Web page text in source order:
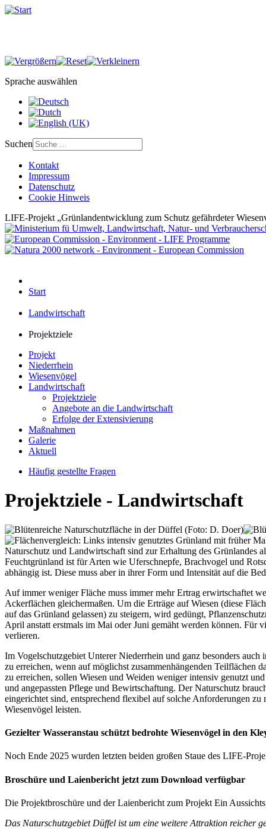
Sprache auswählen
Suchen
Kontakt
Impressum
Datenschutz
Cookie Hinweis
LIFE-Projekt „Grünlandentwicklung zum Schutz gefährdeter
Start
Landwirtschaft
Projektziele
Projekt
Niederrhein
Wiesenvögel
Landwirtschaft
Projektziele
Angebote an die Landwirtschaft
Erfolge der Extensivierung
Maßnahmen
Galerie
Aktuell
Häufig gestellte Fragen
Projektziele - Landwirtschaft
Naturschutz und Landwirtschaft sind zur Erhaltung des Grünlandes
Feuchtgrünland ist für Arten wie Uferschnepfe, Brachvogel und
abhängig ist. Diese muss aber in ihrer Form und Intensität auf die
Auf immer weniger Fläche muss immer mehr Ertrag erwirtschaftet
Ackerflächen gleichermaßen. Um die Erträge auf Wiesen (diese
auf das Grünland gelassen) zu steigern, wird gedüngt,
April anstatt erstmals im Mai oder Juni gemäht werden können. Für
verlieren.
Im Vogelschutzgebiet Unterer Niederrhein und ganz besonders
zu erreichen, wenn auf möglichst zusammenhängenden Teilflächen
zu erreichen, sollen Wiesen und Weiden weniger intensiv genutzt
und angepassten Pflege und Bewirtschaftung. Der Naturschutz
eingerichtet sind, entsprechend flexibel auf solche Anforderungen
Wiesenvögel leisten.
Gezielter Wasseranstau schützt bedrohte Wiesenvögel in den
Noch Ende 2025 wurden letzten beiden großen Staue des LIFE-
Broschüre und Laienbericht jetzt zum Download verfügbar
Die Projektbroschüre und der Laienbericht zum Projekt Ein
Das Naturschutzgebiet Düffel ist um eine weitere Attraktion reicher